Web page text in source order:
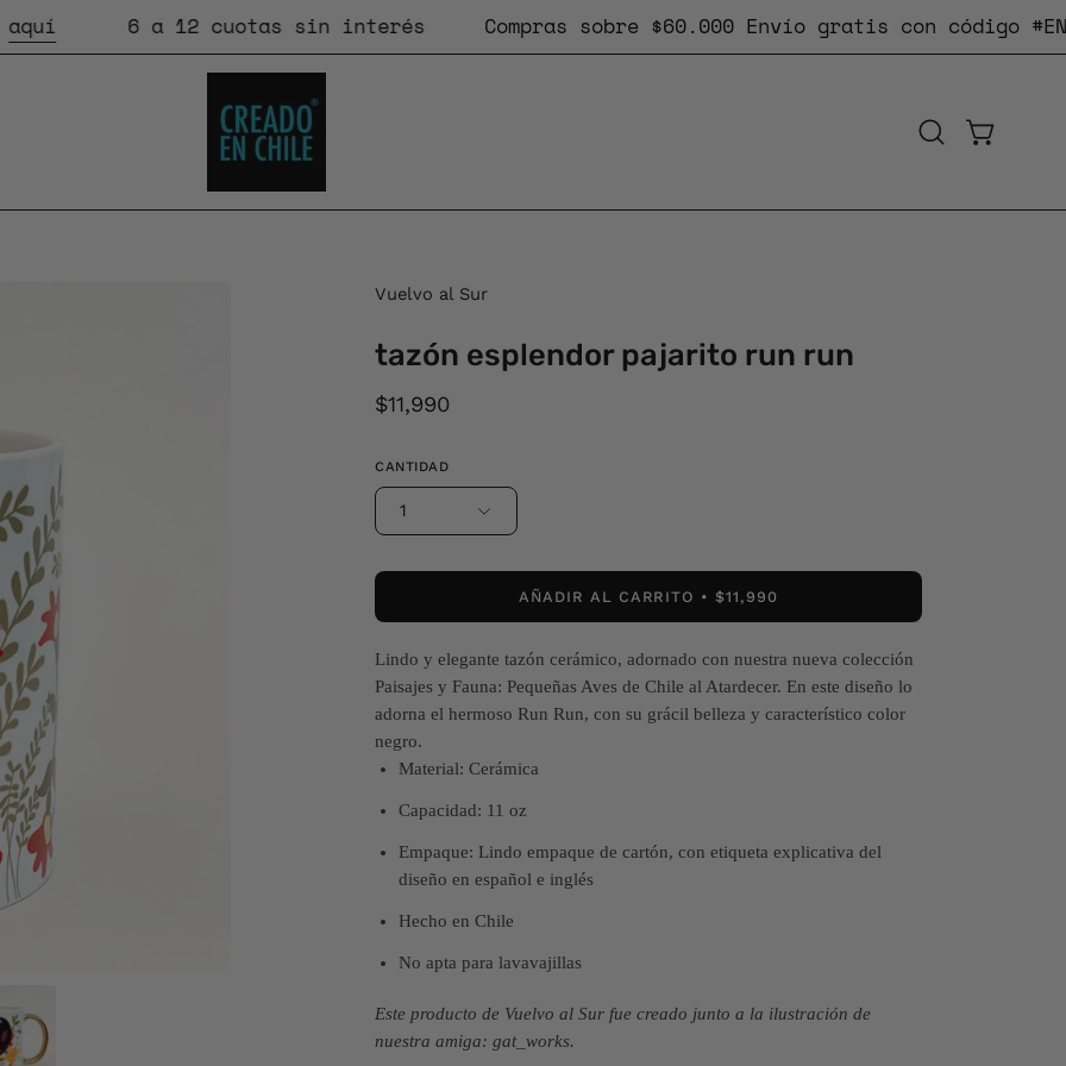
6 a 12 cuotas sin interés Compras sobre $60.000Envío gratiscon código
Abrir CARRO
Vuelvo al Sur
tazón esplendor pajarito run run
$11,990
CANTIDAD
1
AÑADIR AL CARRITO $11,990
Lindo y elegante tazón cerámico, adornado con nuestra nueva colección
Paisajes y Fauna: Pequeñas Aves de Chile al Atardecer. En este diseño lo
adorna el hermoso Run Run, con su grácil belleza y característico color
negro.
Material: Cerámica
Capacidad: 11 oz
Empaque: Lindo empaque de cartón, con etiqueta explicativa del
diseño en español e inglés
Hecho en Chile
No apta para lavavajillas
Este producto de Vuelvo al Sur fue creado junto a la ilustración de
nuestra amiga: gat_works.